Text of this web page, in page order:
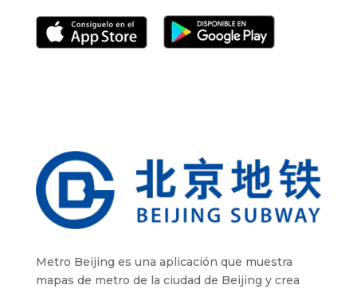
Metro Beijing es una aplicación que muestra
mapas de metro de la ciudad de Beijing y crea